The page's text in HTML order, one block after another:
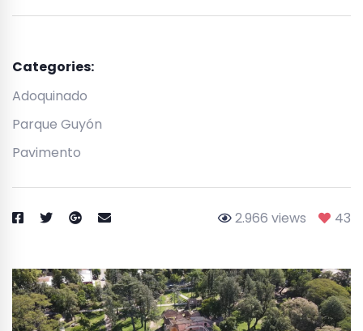
Categories:
Adoquinado
Parque Guyón
Pavimento
43
2.966 views